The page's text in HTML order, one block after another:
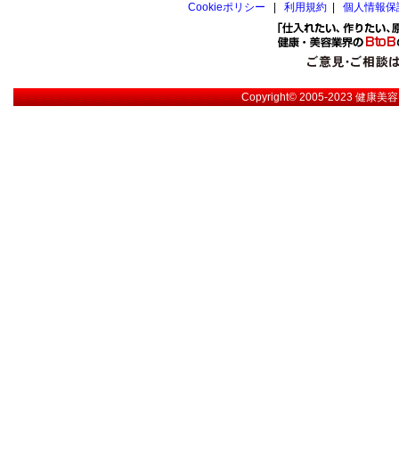
Cookieポリシー
利用規約 個人情報
Copyright© 2005-2023健康美